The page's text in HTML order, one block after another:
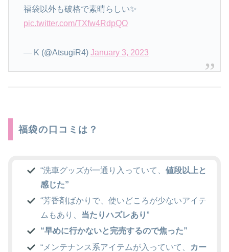
福袋以外も破格で素晴らしい✨
pic.twitter.com/TXfw4RdpQO
— K (@AtsugiR4) January 3, 2023
福袋の口コミは？
“洗車グッズが一通り入っていて、 値段以上と
感じた”
“芳香剤ばかりで、使いどころが少ないアイテ
ムもあり、 当たりハズレあり”
“早めに行かないと完売するので焦った”
“メンテナンス系アイテムが入っていて、
カー